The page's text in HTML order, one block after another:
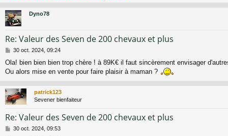
Dyno78
Re: Valeur des Seven de 200 chevaux et plus
M
s
s
g
e
30 oct. 2024, 09:24
Ola! bien bien bien trop chère ! à 89K€ il faut sincèrement envisager
Ou alors mise en vente pour faire plaisir à maman ?
patrick123
Sevener bienfaiteur
Re: Valeur des Seven de 200 chevaux et plus
M
30 oct. 2024, 09:53